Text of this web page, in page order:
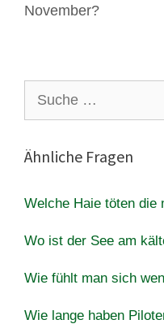
November?
nach:
Ähnliche Fragen
Welche Haie töten die
Wo ist der See am
Wie fühlt man sich
Wie lange haben